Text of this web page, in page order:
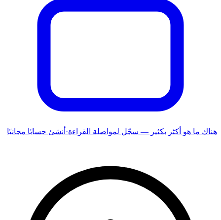
هناك ما هو أكثر بكثير — سجّل لمواصلة القراءة· أنشئ حسابًا مجانيًا